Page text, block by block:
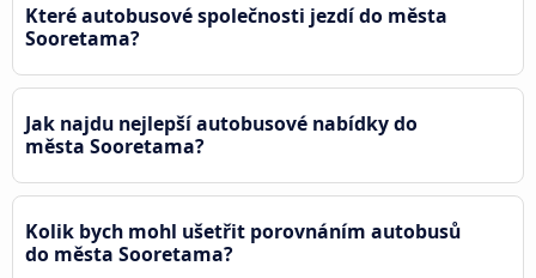
Které autobusové společnosti jezdí do města
Sooretama?
Jak najdu nejlepší autobusové nabídky do
města Sooretama?
Kolik bych mohl ušetřit porovnáním autobusů
do města Sooretama?